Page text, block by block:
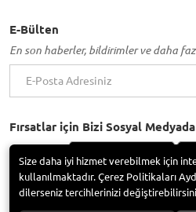
E-Bülten
En son haberler, bildirimler ve daha
Fırsatlar için Bizi Sosyal
Size daha iyi hizmet verebilmek için
kullanılmaktadır. Çerez Politikaları
dilerseniz tercihlerinizi